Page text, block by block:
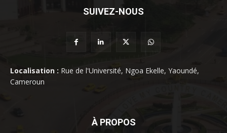
SUIVEZ-NOUS
Localisation : Rue de l'Université, Ngoa Ekelle, Yaoundé,
Cameroun
À PROPOS